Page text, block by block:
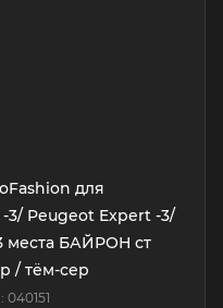
для
3/ Peugeot Expert -3/
места БАЙРОН ст
/ тём-сер
040151